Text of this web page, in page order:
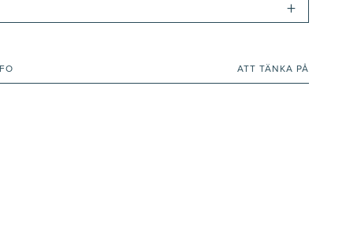
+
ATT TÄNKA PÅ